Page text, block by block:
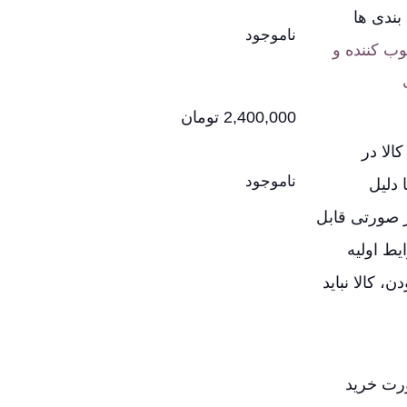
ها
کننده و
در
دلیل
صورتی قابل
اولیه
کالا نباید
خرید
ناموجود
2,400,000 تومان
ناموجود